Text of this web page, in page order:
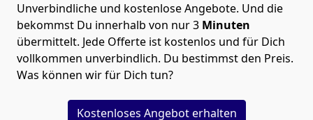
Unverbindliche und kostenlose Angebote. Und die
bekommst Du innerhalb von nur3 Minuten
übermittelt. Jede Offerte ist kostenlos und für Dich
vollkommen unverbindlich. Du bestimmst den Preis.
Was können wir für Dich tun?
Kostenloses Angebot erhalten